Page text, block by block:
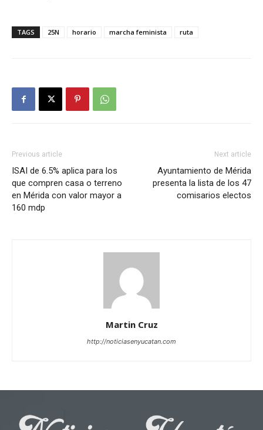
TAGS 25N horario marcha feminista ruta
Previous article
ISAI de 6.5% aplica para los
que compren casa o terreno
en Mérida con valor mayor a
160 mdp
Next article
Ayuntamiento de Mérida
presenta la lista de los 47
comisarios electos
Martin Cruz
http://noticiasenyucatan.com